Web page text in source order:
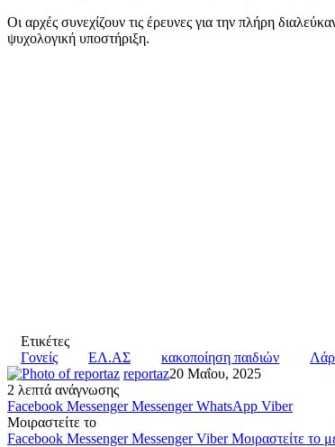
Οι αρχές συνεχίζουν τις έρευνες για την πλήρη
ψυχολογική υποστήριξη.
Ετικέτες
Γονείς
ΕΛ.ΑΣ κακοποίηση παιδιών
reportaz20 Μαΐου, 2025
2 λεπτά ανάγνωσης
Facebook Messenger Messenger WhatsApp Viber
Μοιραστείτε το
Facebook Messenger Messenger Viber Μοιραστείτε το